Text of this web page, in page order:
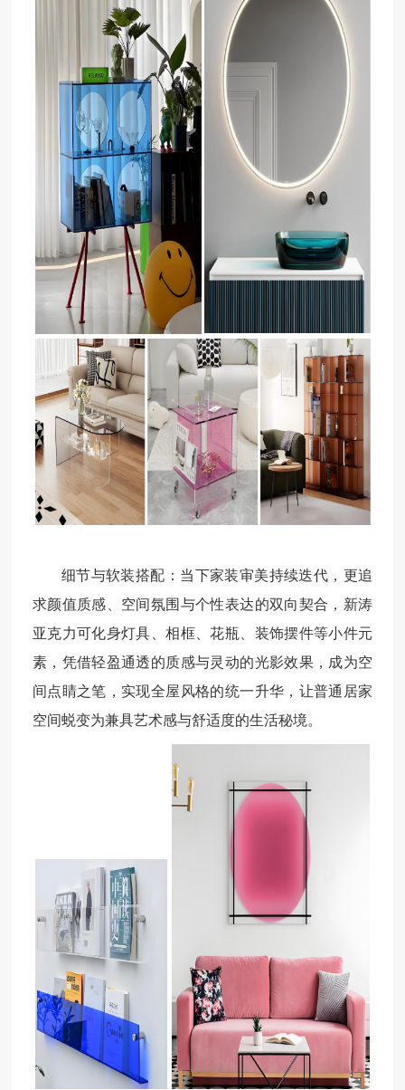
细节与软装搭配：当下家装审美持续迭代，更追
求颜值质感、空间氛围与个性表达的双向契合，新涛
亚克力可化身灯具、相框、花瓶、装饰摆件等小件元
素，凭借轻盈通透的质感与灵动的光影效果，成为空
间点睛之笔，实现全屋风格的统一升华，让普通居家
空间蜕变为兼具艺术感与舒适度的生活秘境。